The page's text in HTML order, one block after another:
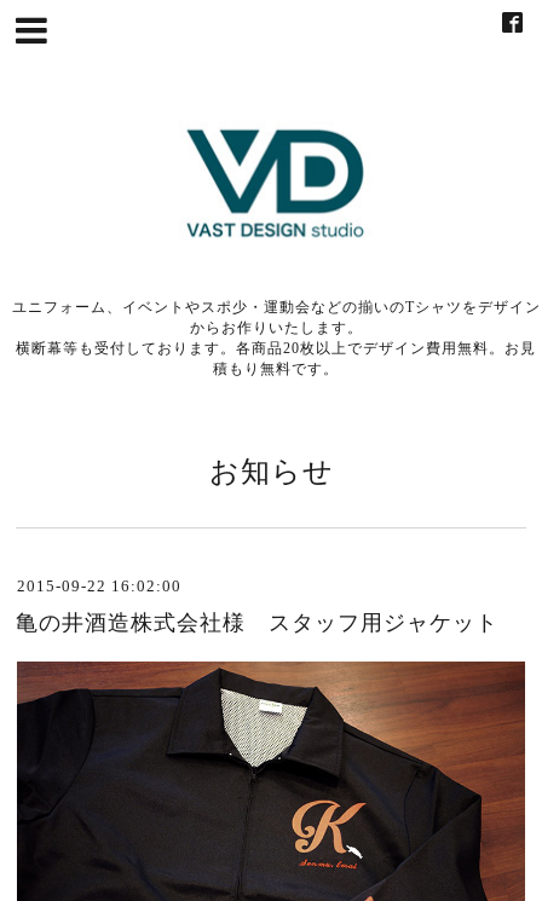
ユニフォーム、イベントやスポ少・運動会などの揃いのTシャツをデザイン
からお作りいたします。
横断幕等も受付しております。各商品20枚以上でデザイン費用無料。お見
積もり無料です。
お知らせ
2015-09-22 16:02:00
亀の井酒造株式会社様 スタッフ用ジャケット